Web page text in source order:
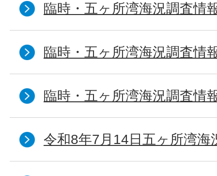
臨時・五ヶ所湾海況調査情
臨時・五ヶ所湾海況調査情
臨時・五ヶ所湾海況調査情
令和8年7月14日五ヶ所湾海